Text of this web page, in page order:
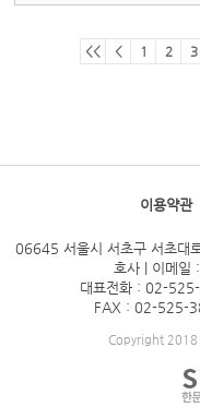
<< < 1 2 3
이용약관
06645 서울시 서초구 서초대
호사
| 이메
대표전화 : 02-
FAX : 02-525-
Copyright 2018